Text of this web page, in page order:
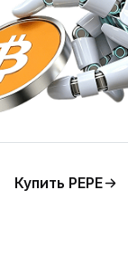
Купить PEPE